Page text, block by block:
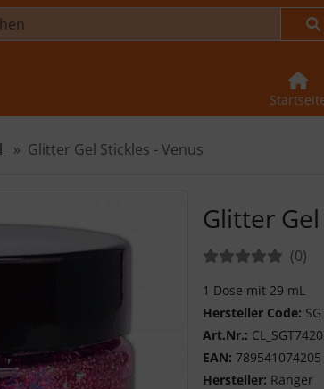
Glitter Gel Stickles - Venus
Glitter
Bewertungen:(0)
1 Dose mit 29 mL
Hersteller Code:
Art.Nr.:
EAN: 789541074205
Hersteller: Ranger